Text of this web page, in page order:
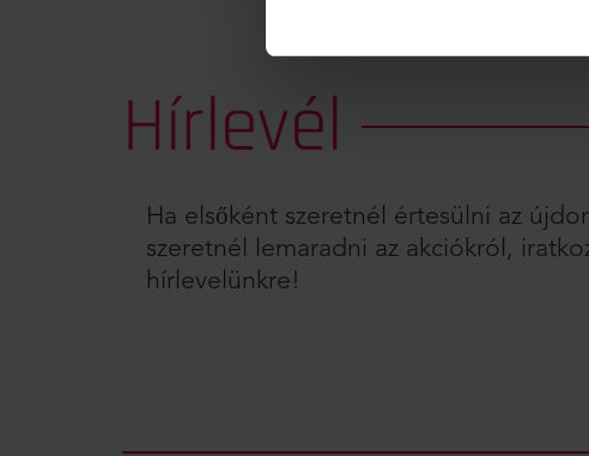
Hírlevél
Ha elsőként szeretnél értesülni az
szeretnél lemaradni az akciókról,
hírlevelünkre!